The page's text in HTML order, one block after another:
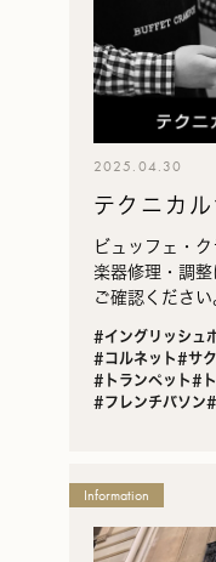
ス・
2025.04.30
テクニカル
ビュッフェ・
楽器修理・調
ご確認ください
#イングリッシュ
#コルネット#サ
#トランペット#
#フレンチバソン
Information